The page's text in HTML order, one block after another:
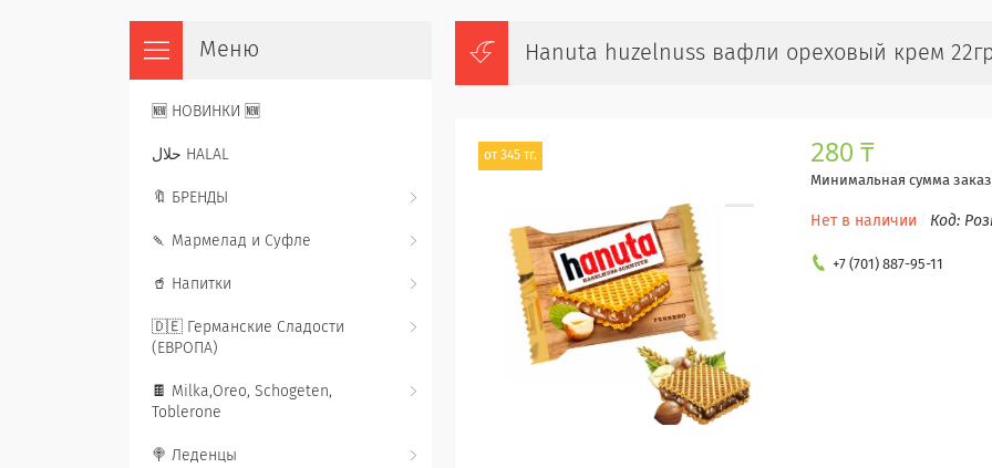
Hanuta huzelnuss вафли ореховый крем
от 345 тг. 280 ₸
Минимальная сумма
Нет в наличии Код:
+7 (701) 887-95-11
🆕 НОВИНКИ 🆕
حلال HALAL
🔖 БРЕНДЫ
🍡 Мармелад и Суфле
🥤 Напитки
🇩🇪 Германские Сладости
(ЕВРОПА)
🍫 Milka,Oreo, Schogeten,
Toblerone
🍭 Леденцы